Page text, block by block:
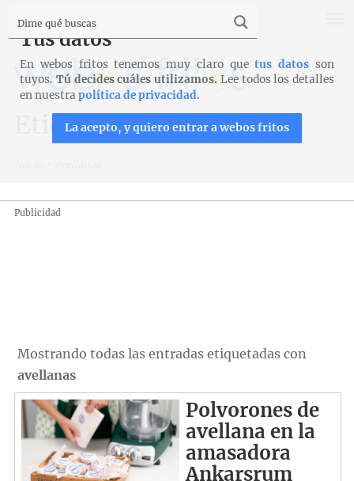
Etiqueta: avellanas
Publicidad
Mostrando todas las entradas etiquetadas con
avellanas
Polvorones de
avellana en la
amasadora
Ankarsrum
Tus datos
En webos fritos tenemos muy claro quetus datos son
tuyos. Tú decides cuáles utilizamos. Lee todos los detalles
en nuestrapolítica de privacidad.
La acepto, y quiero entrar a webos fritos